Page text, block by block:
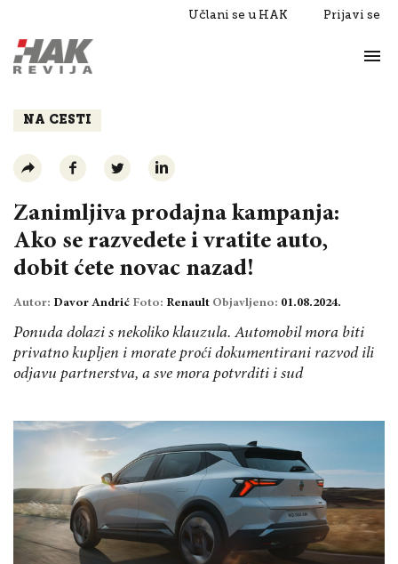
Učlani se u HAK Prijavi se
Razgovori
NA CESTI
Zanimljiva prodajna kampanja:
Ako se razvedete i vratite auto,
dobit ćete novac nazad!
Autor: Davor Andrić Foto: Renault Objavljeno: 01.08.2024.
Ponuda dolazi s nekoliko klauzula. Automobil mora biti
privatno kupljen i morate proći dokumentirani razvod ili
odjavu partnerstva, a sve mora potvrditi i sud